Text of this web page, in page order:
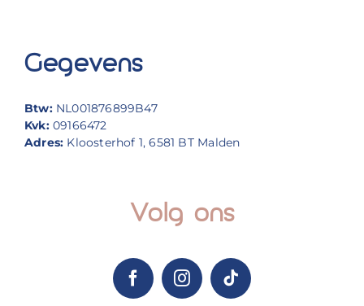
Gegevens
Btw: NL001876899B47
Kvk:09166472
Adres: Kloosterhof 1, 6581 BT Malden
Volg ons